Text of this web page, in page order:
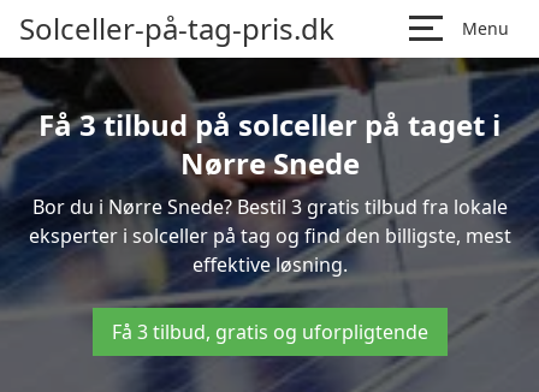
Solceller-på-tag-pris.dk Menu
Få 3 tilbud på solceller på taget i
Nørre Snede
Bor du i Nørre Snede? Bestil 3 gratis tilbud fra lokale
eksperter i solceller på tag og find den billigste, mest
effektive løsning.
Få 3 tilbud, gratis og uforpligtende